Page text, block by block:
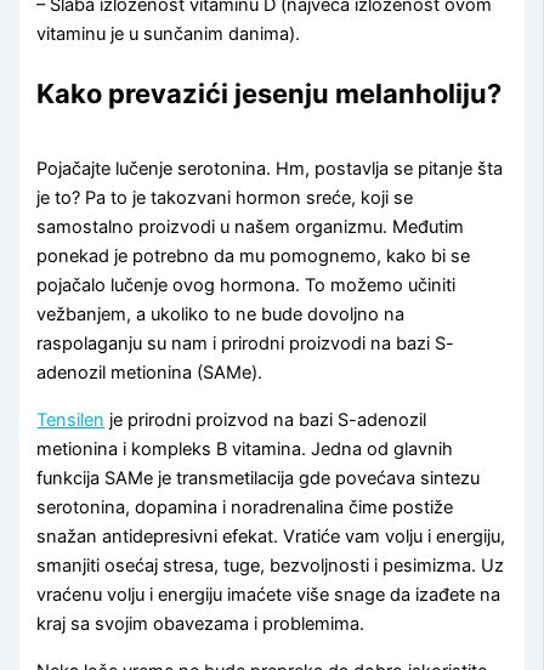
– Slaba izloženost vitaminu D (najveća izloženost ovom
vitaminu je u sunčanim danima).
Kako prevazići jesenju melanholiju?
Pojačajte lučenje serotonina. Hm, postavlja se pitanje šta
je to? Pa to je takozvani hormon sreće, koji se
samostalno proizvodi u našem organizmu. Međutim
ponekad je potrebno da mu pomognemo, kako bi se
pojačalo lučenje ovog hormona. To možemo učiniti
vežbanjem, a ukoliko to ne bude dovoljno na
raspolaganju su nam i prirodni proizvodi na bazi S-
adenozil metionina (SAMe).
Tensilen je prirodni proizvod na bazi S-adenozil
metionina i kompleks B vitamina. Jedna od glavnih
funkcija SAMe je transmetilacija gde povećava sintezu
serotonina, dopamina i noradrenalina čime postiže
snažan antidepresivni efekat. Vratiće vam volju i energiju,
smanjiti osećaj stresa, tuge, bezvoljnosti i pesimizma. Uz
vraćenu volju i energiju imaćete više snage da izađete na
kraj sa svojim obavezama i problemima.